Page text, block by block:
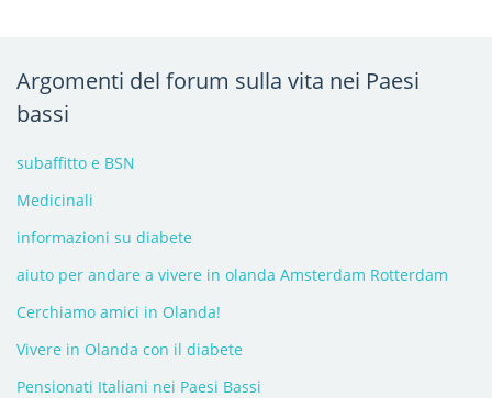
Argomenti del forum sulla vita nei Paesi
bassi
subaffitto e BSN
Medicinali
informazioni su diabete
aiuto per andare a vivere in olanda Amsterdam Rotterdam
Cerchiamo amici in Olanda!
Vivere in Olanda con il diabete
Pensionati Italiani nei Paesi Bassi